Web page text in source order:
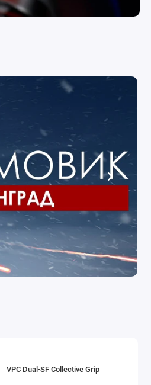
VPC Dual-SF Collective Grip